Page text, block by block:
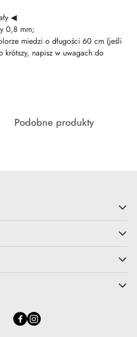
◀
0,8 mm;
miedzi o długości 60 cm (jeśli
krótszy, napisz w uwagach do
Produkty
Podobne produkty